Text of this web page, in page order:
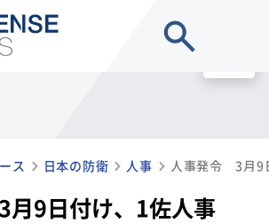
ス 日本の防衛 人事 人事発令 3月9
9日付け、1佐人事